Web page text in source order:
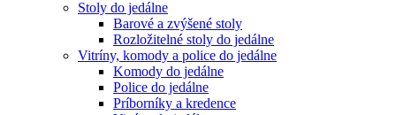
Stoly do jedálne
Barové a zvýšené stoly
Rozložitelné stoly do jedálne
Vitríny, komody a police do jedálne
Komody do jedálne
Police do jedálne
Príborníky a kredence